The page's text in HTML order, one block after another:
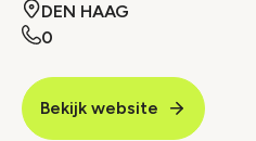
DEN HAAG
0
Bekijk website